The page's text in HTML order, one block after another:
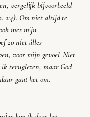
vergelijk bijvoorbeeld
2:4). Om niet altijd te
met mijn
zo niet álles
voor mijn gevoel. Niet
teruglezen, maar God
gaat het om.